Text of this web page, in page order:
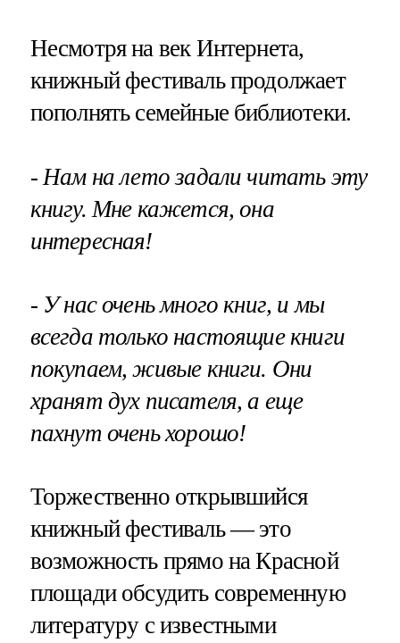
Несмотря на век Интернета,
книжный фестиваль продолжает
пополнять семейные библиотеки.
- Нам на лето задали читать эту
книгу. Мне кажется, она
интересная!
- У нас очень много книг, и мы
всегда только настоящие книги
покупаем, живые книги. Они
хранят дух писателя, а еще
пахнут очень хорошо!
Торжественно открывшийся
книжный фестиваль — это
возможность прямо на Красной
площади обсудить современную
литературу с известными